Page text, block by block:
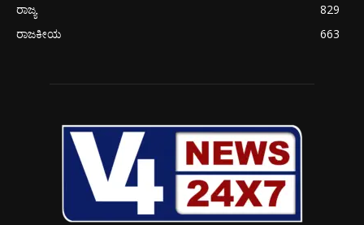
ರಾಜ್ಯ
829
ರಾಜಕೀಯ
663